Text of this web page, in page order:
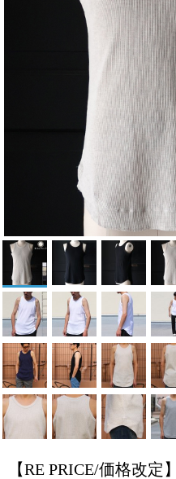
【RE PRICE/価格改